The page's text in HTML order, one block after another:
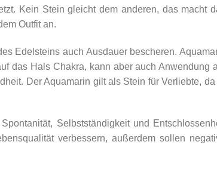
Kein Stein gleicht dem anderen, das macht
Outfit an.
Edelsteins auch Ausdauer bescheren.
das Hals Chakra, kann aber auch Anwendung
Der Aquamarin gilt als Stein für Verliebte, da
Selbstständigkeit und
verbessern, außerdem sollen